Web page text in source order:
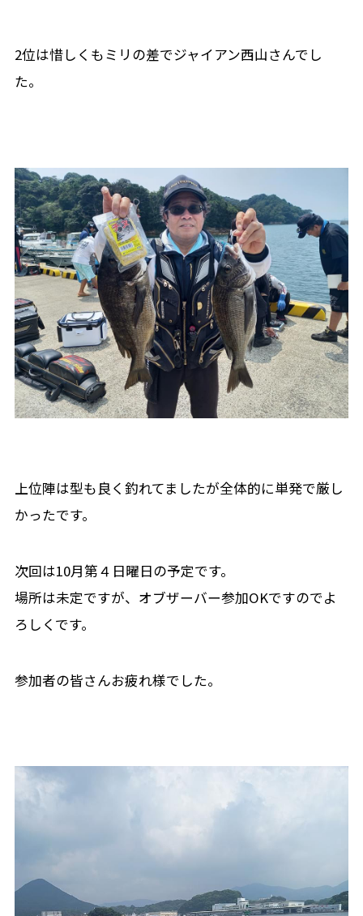
2位は惜しくもミリの差でジャイアン西山さんでし
た。
上位陣は型も良く釣れてましたが全体的に単発で厳し
かったです。
次回は10月第４日曜日の予定です。
場所は未定ですが、オブザーバー参加OKですのでよ
ろしくです。
参加者の皆さんお疲れ様でした。